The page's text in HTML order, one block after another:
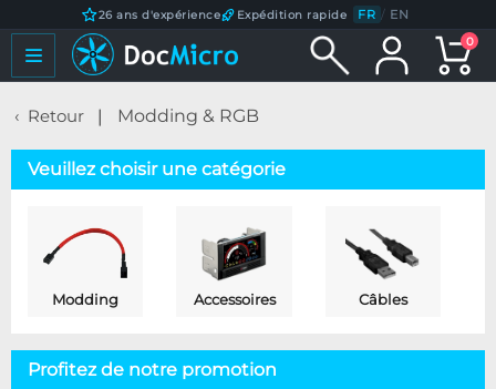
26 ans d'expérience Expédition rapide FR / EN
0
Retour Modding & RGB
Veuillez choisir une catégorie
Modding Accessoires Câbles
Profitez de notre promotion